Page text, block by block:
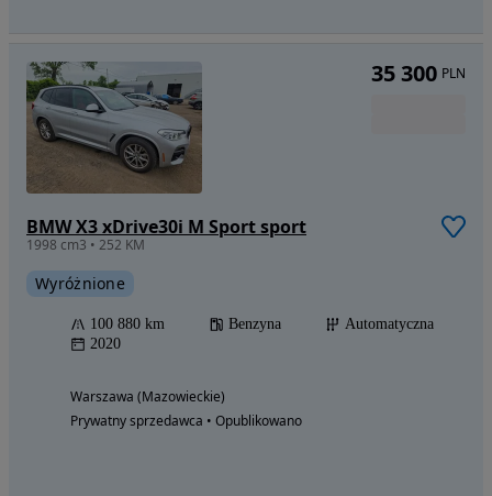
BMW X3 xDrive30i M Sport sport
1998 cm3 • 252 KM
Wyróżnione
100 880 km Benzyna
Automatyczna
2020
Warszawa (Mazowieckie)
Prywatny sprzedawca • Opublikowano
35 300 PLN